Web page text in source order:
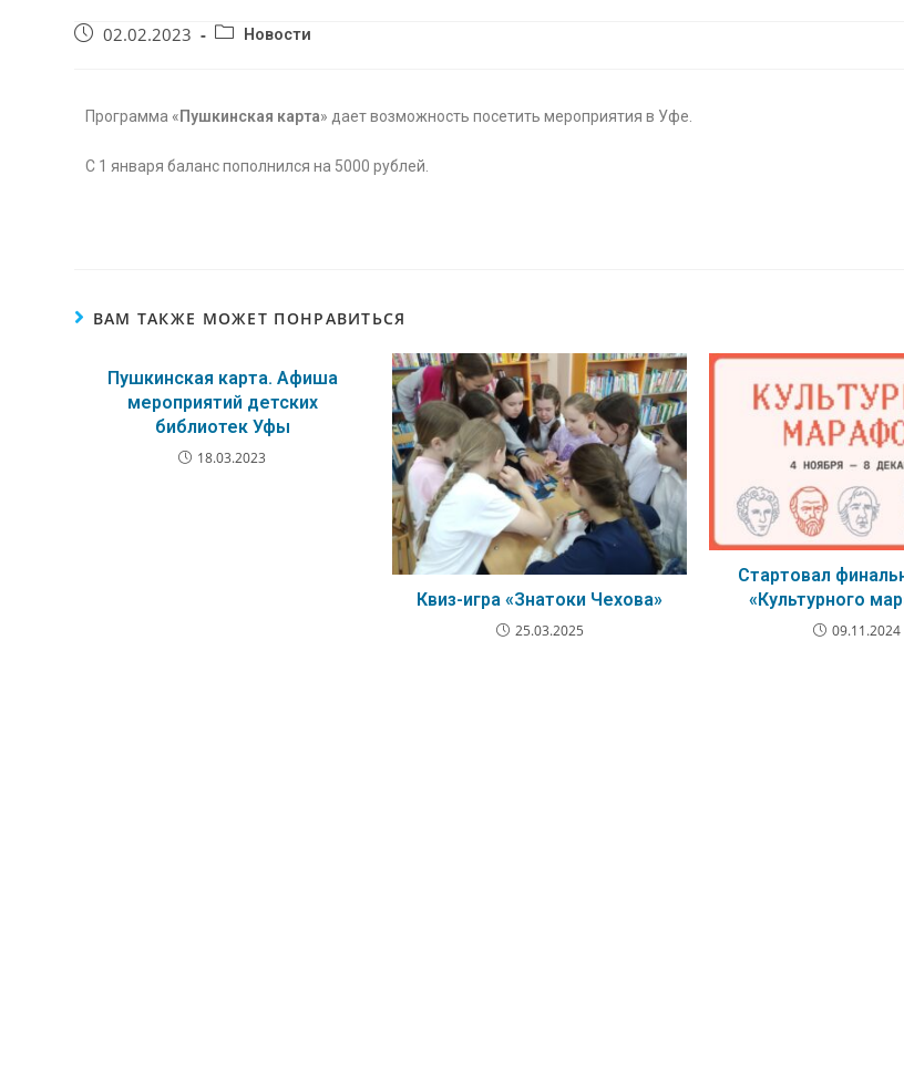
02.02.2023 Новости
Программа «Пушкинская карта» дает возможность посетить мероприятия в Уфе.
С 1 января баланс пополнился на 5000 рублей.
ВАМ ТАКЖЕ МОЖЕТ ПОНРАВИТЬСЯ
Пушкинская карта. Афиша
мероприятий детских
библиотек Уфы
18.03.2023
Квиз-игра «Знатоки Чехова»
25.03.2025
Стартовал
«Культурного
09.11.2024